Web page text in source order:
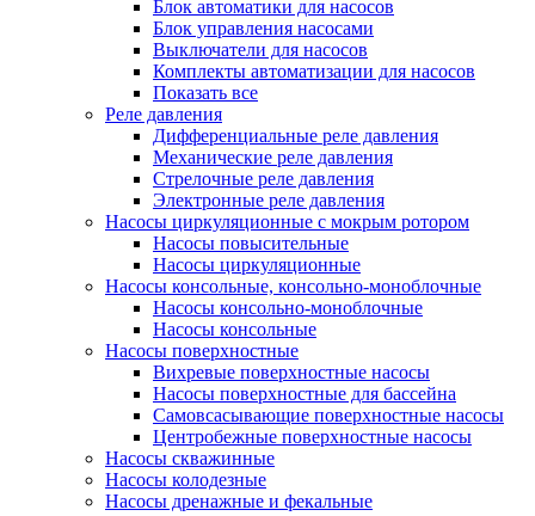
Блок автоматики для насосов
Блок управления насосами
Выключатели для насосов
Комплекты автоматизации для насосов
Показать все
Реле давления
Дифференциальные реле давления
Механические реле давления
Стрелочные реле давления
Электронные реле давления
Насосы циркуляционные с мокрым ротором
Насосы повысительные
Насосы циркуляционные
Насосы консольные, консольно-моноблочные
Насосы консольно-моноблочные
Насосы консольные
Насосы поверхностные
Вихревые поверхностные насосы
Насосы поверхностные для бассейна
Самовсасывающие поверхностные насосы
Центробежные поверхностные насосы
Насосы скважинные
Насосы колодезные
Насосы дренажные и фекальные